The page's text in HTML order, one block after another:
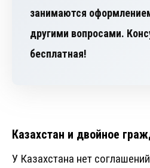
занимаются
другими вопросами.
бесплатная!
Казахстан и двойное
У Казахстана нет